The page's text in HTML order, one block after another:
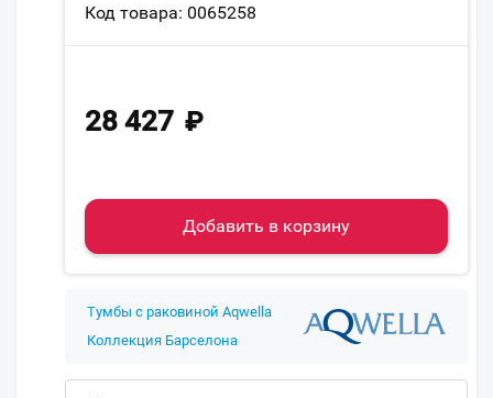
Код товара: 0065258
28 427 ₽
Добавить в корзину
Тумбы с раковиной Aqwella
Коллекция Барселона